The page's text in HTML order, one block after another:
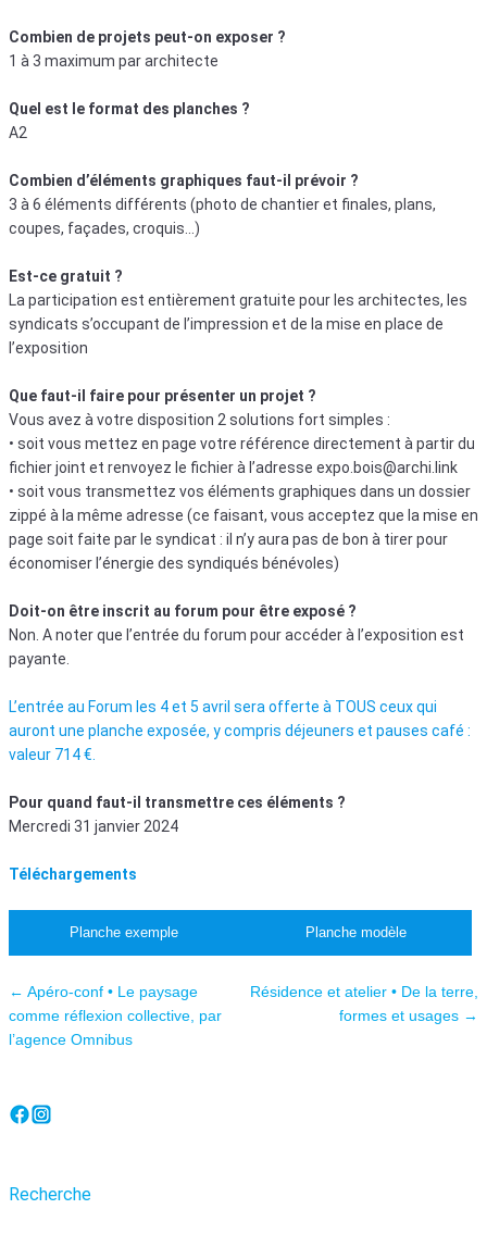
Combien de projets peut-on exposer ?
1 à 3 maximum par architecte
Quel est le format des planches ?
A2
Combien d’éléments graphiques faut-il prévoir ?
3 à 6 éléments différents (photo de chantier et finales, plans,
coupes, façades, croquis…)
Est-ce gratuit ?
La participation est entièrement gratuite pour les architectes, les
syndicats s’occupant de l’impression et de la mise en place de
l’exposition
Que faut-il faire pour présenter un projet ?
Vous avez à votre disposition 2 solutions fort simples :
• soit vous mettez en page votre référence directement à partir du
fichier joint et renvoyez le fichier à l’adresse expo.bois@archi.link
• soit vous transmettez vos éléments graphiques dans un dossier
zippé à la même adresse (ce faisant, vous acceptez que la mise en
page soit faite par le syndicat : il n’y aura pas de bon à tirer pour
économiser l’énergie des syndiqués bénévoles)
Doit-on être inscrit au forum pour être exposé ?
Non. A noter que l’entrée du forum pour accéder à l’exposition est
payante.
L’entrée au Forum les 4 et 5 avril sera offerte à TOUS ceux qui
auront une planche exposée, y compris déjeuners et pauses café :
valeur 714 €.
Pour quand faut-il transmettre ces éléments ?
Mercredi 31 janvier 2024
Téléchargements
Planche exemple Planche modèle
Navigation des articles
← Apéro-conf • Le paysage
comme réflexion collective, par
l’agence Omnibus
Résidence et atelier • De la terre,
formes et usages →
Recherche